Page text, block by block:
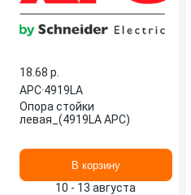
18.68 p.
APC·4919LA
Опора стойки
левая_(4919LA APC)
В корзину
10 - 13 августа